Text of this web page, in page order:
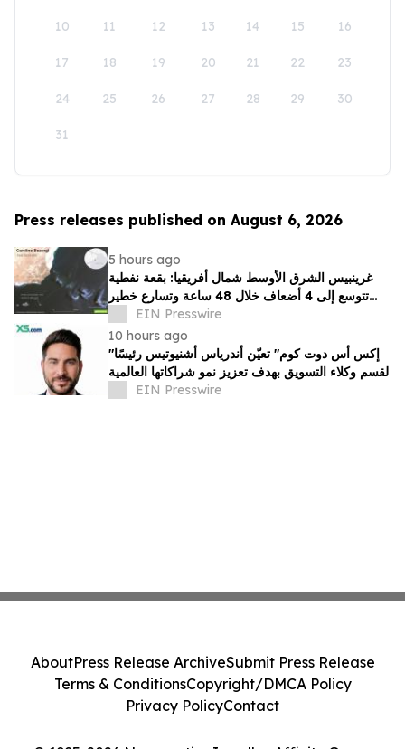
10 11 12 13 14 15 16
17 18 19 20 21 22 23
24 25 26 27 28 29 30
31
Press releases published on August 6, 2026
5 hours ago
غرينبيس الشرق الأوسط شمال أفريقيا: بقعة نفطية
تتوسع إلى 4 أضعاف خلال 48 ساعة وتسارع خطير
يهدد محمية بحرية فريدة في عُمان
EIN Presswire
10 hours ago
"إكس أس دوت كوم" تعيّن أندرياس أشنيوتيس رئيسًا
لقسم وكلاء التسويق بهدف تعزيز نمو شراكاتها العالمية
EIN Presswire
AboutPress Release ArchiveSubmit Press Release
Terms & ConditionsCopyright/DMCA Policy
Privacy PolicyContact